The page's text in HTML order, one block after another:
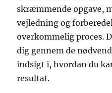
skræmmende opgave,
vejledning og
overkommelig proces.
dig gennem de
indsigt i, hvordan du
resultat.